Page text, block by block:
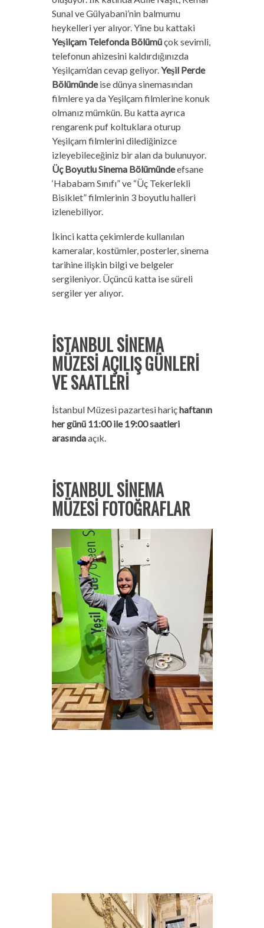
Sunal ve Gülyabani’nin balmumu
heykelleri yer alıyor. Yine bu kattaki
Yeşilçam Telefonda Bölümüçok sevimli,
telefonun ahizesini kaldırdığınızda
Yeşilçam’dan cevap geliyor. Yeşil Perde
Bölümündeise dünya sinemasından
filmlere ya da Yeşilçam filmlerine konuk
olmanız mümkün. Bu katta ayrıca
rengarenk puf koltuklara oturup
Yeşilçam filmlerini dilediğinizce
izleyebileceğiniz bir alan da bulunuyor.
Üç Boyutlu Sinema Bölümündeefsane
‘Hababam Sınıfı” ve “Üç Tekerlekli
Bisiklet” filmlerinin 3 boyutlu halleri
izlenebiliyor.
İkinci katta çekimlerde kullanılan
kameralar, kostümler, posterler, sinema
tarihine ilişkin bilgi ve belgeler
sergileniyor. Üçüncü katta ise süreli
sergiler yer alıyor.
İSTANBUL SİNEMA
MÜZESİ AÇILIŞ GÜNLERİ
VE SAATLERİ
İstanbul Müzesi pazartesi hariçhaftanın
her günü 11:00 ile 19:00 saatleri
arasındaaçık.
İSTANBUL SİNEMA
MÜZESİ FOTOĞRAFLAR